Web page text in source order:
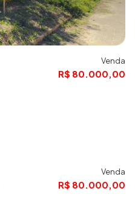
Venda
R$ 80.000,00
Venda
R$ 80.000,00